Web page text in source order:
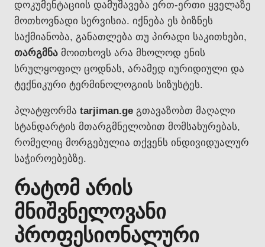
დოკუმენტაციის დამუშავება ერთ-ერთი ყველაზე
მოთხოვნადი სერვისია. იქნება ეს ბიზნეს
საქმიანობა, განათლება თუ პირადი საკითხები,
თარგმნა მოითხოვს არა მხოლოდ ენის
სრულყოფილ ცოდნას, არამედ იურიდიული და
ტექნიკური ტერმინოლოგიის სიზუსტეს.
პლატფორმა tarjiman.ge გთავაზობთ მაღალი
სტანდარტის მთარგმნელობით მომსახურებას,
რომელიც მორგებულია თქვენს ინდივიდუალურ
საჭიროებებზე.
რატომ არის
მნიშვნელოვანი
პროფესიონალური